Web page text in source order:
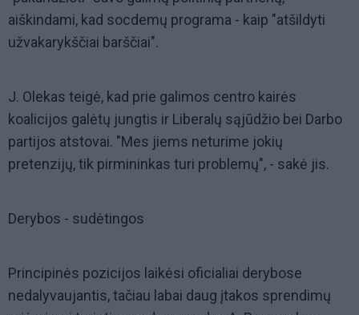
aiškindami, kad socdemų programa - kaip "atšildyti
užvakarykščiai barščiai".
J. Olekas teigė, kad prie galimos centro kairės
koalicijos galėtų jungtis ir Liberalų sąjūdžio bei Darbo
partijos atstovai. "Mes jiems neturime jokių
pretenzijų, tik pirmininkas turi problemų", - sakė jis.
Derybos - sudėtingos
Principinės pozicijos laikėsi oficialiai derybose
nedalyvaujantis, tačiau labai daug įtakos sprendimų